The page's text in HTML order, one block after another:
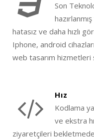
Son
hatasız ve daha hızlı
Iphone, android
web tasarım hizmetleri
Hız
Kodlama
ve ekstra
ziyaretçileri